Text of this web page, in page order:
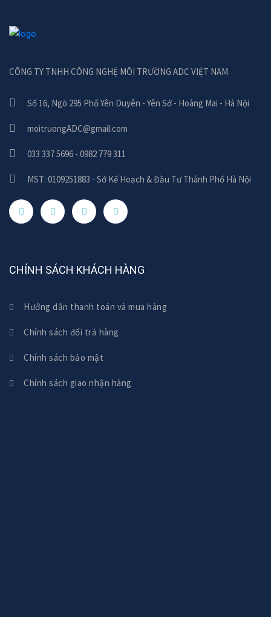
CÔNG TY TNHH CÔNG NGHỆ MÔI TRƯỜNG ADC VIỆT NAM
Số 16, Ngõ 295 Phố Yên Duyên - Yên Sở - Hoàng Mai - Hà Nội
moitruongADC@gmail.com
033 337 5696 - 0982 779 311
MST: 0109251883 - Sở Kế Hoạch & Đầu Tư Thành Phố Hà Nội
CHÍNH SÁCH KHÁCH HÀNG
Hướng dẫn thanh toán và mua hàng
Chính sách đổi trả hàng
Chính sách bảo mật
Chính sách giao nhận hàng